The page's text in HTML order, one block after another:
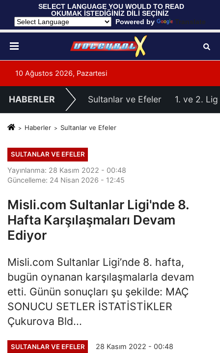
SELECT LANGUAGE YOU WOULD TO READ
OKUMAK İSTEDİĞİNİZ DİLİ SEÇİNİZ
Powered by
Translate
10 Ağustos 2026, Pazartesi
HABERLER Sultanlar ve Efeler 1. ve 2. Lig
Haberler Sultanlar ve Efeler
SULTANLAR VE EFELER
Yayınlanma: 28 Kasım 2022 - 00:48
Güncelleme: 24 Nisan 2026 - 12:45
Misli.com Sultanlar Ligi'nde 8.
Hafta Karşılaşmaları Devam
Ediyor
Misli.com Sultanlar Ligi’nde 8. hafta,
bugün oynanan karşılaşmalarla devam
etti. Günün sonuçları şu şekilde: MAÇ
SONUCU SETLER İSTATİSTİKLER
Çukurova Bld...
SULTANLAR VE EFELER 28 Kasım 2022 - 00:48